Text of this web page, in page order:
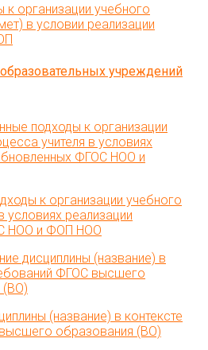
организации учебного
в условии реализации
учреждений
к организации учебного
условиях реализации
НОО и ФОП НОО
(название) в контексте
образования (ВО)